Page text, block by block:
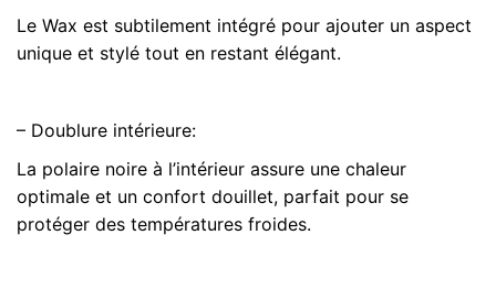
Le Wax est subtilement intégré pour ajouter un aspect
unique et stylé tout en restant élégant.
– Doublure intérieure:
La polaire noire à l’intérieur assure une chaleur
optimale et un confort douillet, parfait pour se
protéger des températures froides.